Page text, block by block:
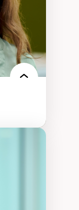
réflexives
de
dans une